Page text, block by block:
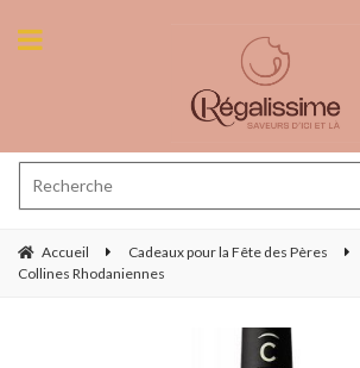
Accueil Cadeaux pour la Fête des Pères
Collines Rhodaniennes